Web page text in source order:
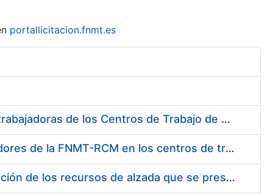
portallicitacion.fnmt.es
Suministro de Protectores Auditivos a medida para las personas trabajadoras de los Centros de Trabajo de Madrid y Burgos
Suministro de gafas graduadas antiproyecciones para los trabajadores de la FNMT-RCM en los centros de trabajo de Madrid y Burgos
Servicios de una empresa externa para el asesoramiento y resolución de los recursos de alzada que se presentan relacionados con procesos de selección para la FNMT-RCM